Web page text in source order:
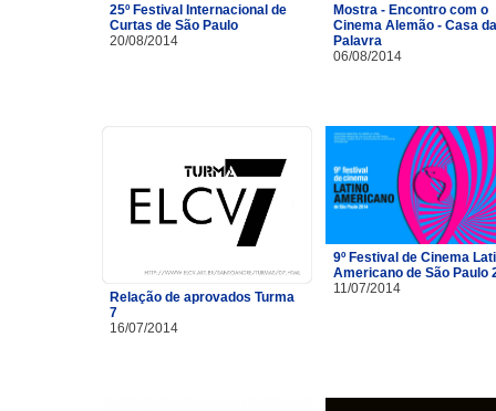
25º Festival Internacional de
Curtas de São Paulo
20/08/2014
Mostra - Encontro com o
Cinema Alemão - Casa da
Palavra
06/08/2014
Relação de aprovados Turma
7
16/07/2014
9º Festival de Cinema
Americano de São Paulo
11/07/2014